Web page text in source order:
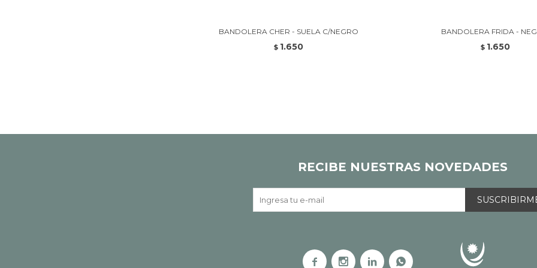
BANDOLERA CHER - SUELA C/NEGRO
$ 1.650
BANDOLERA FRIDA -
$ 1.650
RECIBE NUESTRAS NOVEDADES
   